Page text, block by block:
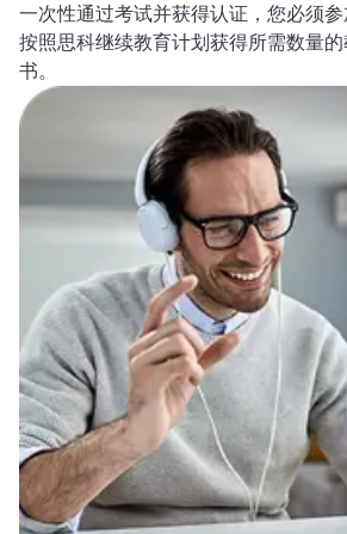
一次性通过考试并获得认证，您必须
按照思科继续教育计划获得所需数量
书。